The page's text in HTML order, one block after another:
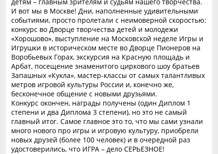
И вот мы в Москве! Дни, наполненные удивительными
событиями, просто пролетали с неимоверной скоростью:
конкурс во Дворце творчества детей и молодежи
«Хорошово», выступление на Московской неделе Игры и
Игрушки в историческом месте во Дворце Пионеров на
Воробьевых Горах, экскурсия на Красную площадь и
Арбат, посещение знаменитого циркового шоу братьев
Запашных «Кукла», мастер-классы от самых талантливых
метров игровой культуры России и, конечно же,
бесконечное общение с новыми друзьями.
Конкурс окончен, награды получены (один Диплом 1
степени и два Диплома 3 степени), но это не самый
главный итог. Самое главное это то, что мы сами узнали
много нового про игры и игровую культуру, приобрели
новых друзей (более 100 человек) и в очередной раз
удостоверились, что ИГРА – дело СЕРЬЕЗНОЕ!